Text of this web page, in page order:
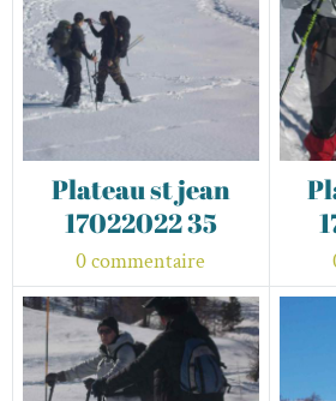
Plateau st jean
17022022 35
0 commentaire